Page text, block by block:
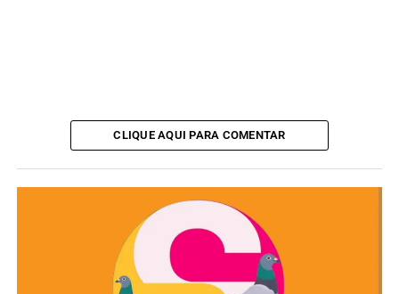
A nova vacina da dengue será incorporada ao
CLIQUE AQUI PARA COMENTAR